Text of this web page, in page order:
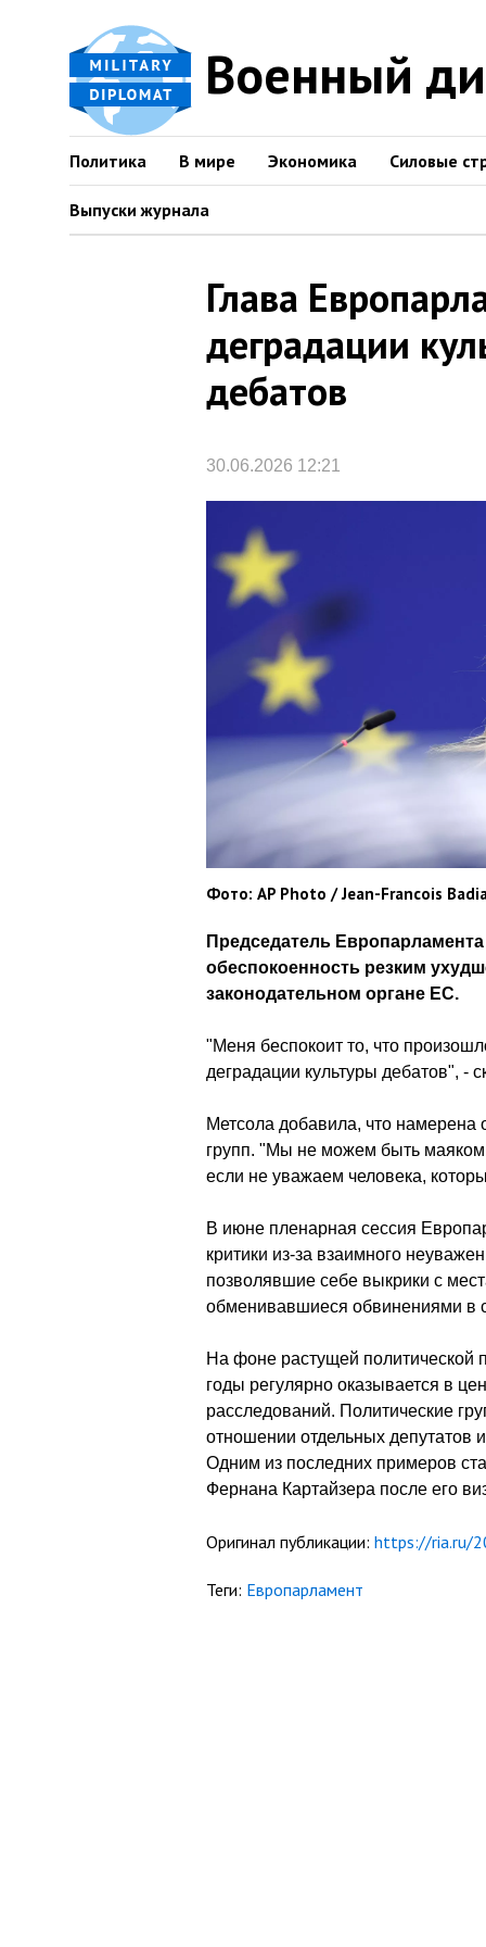
Военный
Политика В мире Экономика Силовые
Выпуски журнала
Глава
деградации
дебатов
30.06.2026 12:21
Фото: AP Photo / Jean-Francois
Председатель
обеспокоенность резким
законодательном органе ЕС.
"Меня беспокоит то, что
деградации культуры дебатов", -
Метсола добавила, что намерена
групп. "Мы не можем быть
если не уважаем человека,
В июне пленарная сессия
критики из-за взаимного
позволявшие себе выкрики с
обменивавшиеся обвинениями в
На фоне растущей политической
годы регулярно оказывается в
расследований. Политические
отношении отдельных депутатов
Одним из последних примеров
Фернана Картайзера после его
Оригинал публикации: https://ria.ru/
Теги: Европарламент